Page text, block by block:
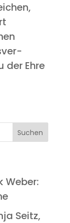
der Ehre
Weber:
Seitz,